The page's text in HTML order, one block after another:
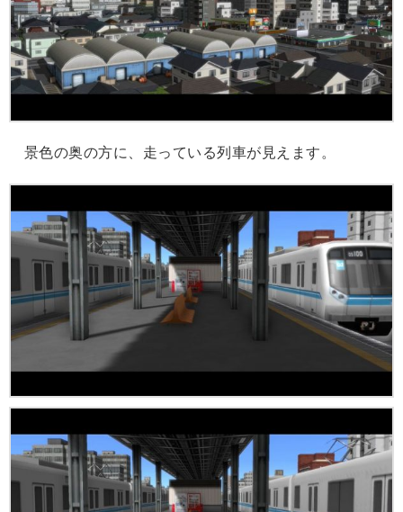
景色の奥の方に、走っている列車が見えます。